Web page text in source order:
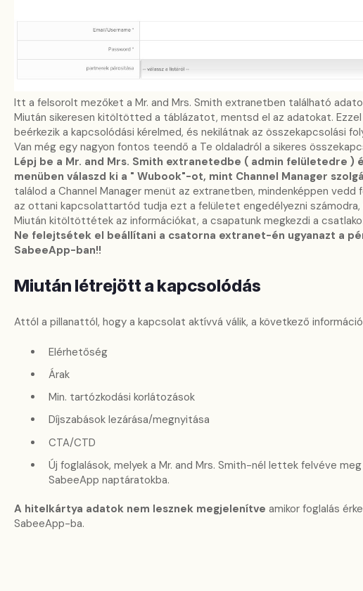
Itt a felsorolt mezőket a Mr. and Mrs. Smith extranetben található
Miután sikeresen kitöltötted a táblázatot, mentsd el az adatokat.
beérkezik a kapcsolódási kérelmed, és nekilátnak az összekapcsolási
Van még egy nagyon fontos teendő a Te oldaladról a sikeres
Lépj be a Mr. and Mrs. Smith extranetedbe ( admin felületedre )
menüben válaszd ki a " Wubook"-ot, mint Channel Manager
találod a Channel Manager menüt az extranetben, mindenképpen
az ottani kapcsolattartód tudja ezt a felületet engedélyezni számodra,
Miután kitöltöttétek az információkat, a csapatunk megkezdi a
Ne felejtsétek el beállítani a csatorna extranet-én ugyanazt a
SabeeApp-ban!!
Miután létrejött a kapcsolódás
Attól a pillanattól, hogy a kapcsolat aktívvá válik, a következő
Elérhetőség
Árak
Min. tartózkodási korlátozások
Díjszabások lezárása/megnyitása
CTA/CTD
Új foglalások, melyek a Mr. and Mrs. Smith-nél lettek felvéve
SabeeApp naptáratokba.
A hitelkártya adatok nem lesznek megjelenítve amikor foglalás
SabeeApp-ba.